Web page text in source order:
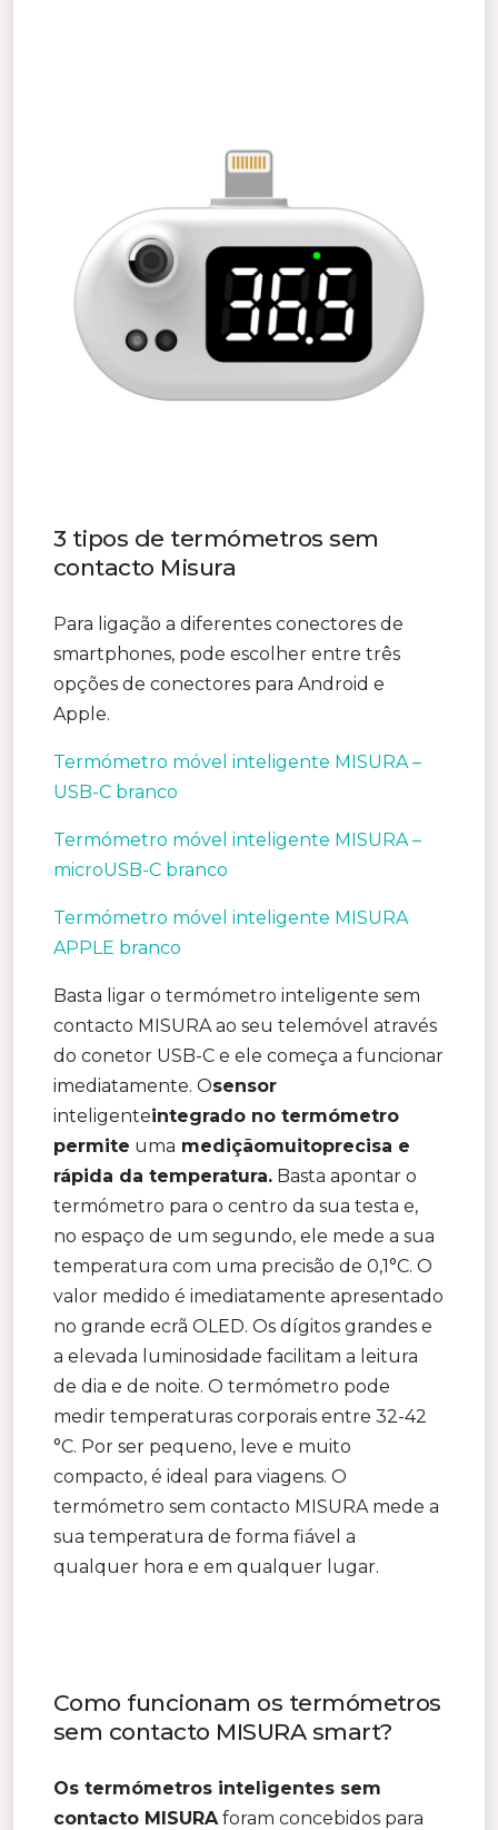
3 tipos de termómetros sem
contacto Misura
Para ligação a diferentes conectores de
smartphones, pode escolher entre três
opções de conectores para Android e
Apple.
Termómetro móvel inteligente MISURA –
USB-C branco
Termómetro móvel inteligente MISURA –
microUSB-C branco
Termómetro móvel inteligente MISURA
APPLE branco
Basta ligar o termómetro inteligente sem
contacto MISURA ao seu telemóvel através
do conetor USB-C e ele começa a funcionar
imediatamente. Osensor
inteligenteintegrado no termómetro
permite uma mediçãomuitoprecisa e
rápida da temperatura. Basta apontar o
termómetro para o centro da sua testa e,
no espaço de um segundo, ele mede a sua
temperatura com uma precisão de 0,1°C. O
valor medido é imediatamente apresentado
no grande ecrã OLED. Os dígitos grandes e
a elevada luminosidade facilitam a leitura
de dia e de noite. O termómetro pode
medir temperaturas corporais entre 32-42
°C. Por ser pequeno, leve e muito
compacto, é ideal para viagens. O
termómetro sem contacto MISURA mede a
sua temperatura de forma fiável a
qualquer hora e em qualquer lugar.
Como funcionam os termómetros
sem contacto MISURA smart?
Os termómetros inteligentes sem
contacto MISURAforam concebidos para